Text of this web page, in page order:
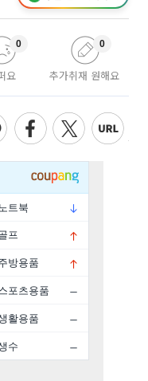
요
0
추가취재 원해요
0